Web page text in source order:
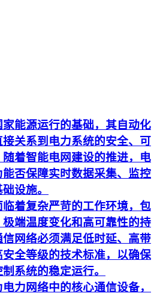
能源运行的基础，其自动化
关系到电力系统的安全、可
着智能电网建设的推进，电
否保障实时数据采集、监控
设施。
着复杂严苛的工作环境，包
端温度变化和高可靠性的持
网络必须满足低时延、高带
全等级的技术标准，以确保
系统的稳定运行。
力网络中的核心通信设备，